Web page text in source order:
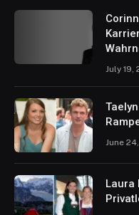
July 19,
June
Laura